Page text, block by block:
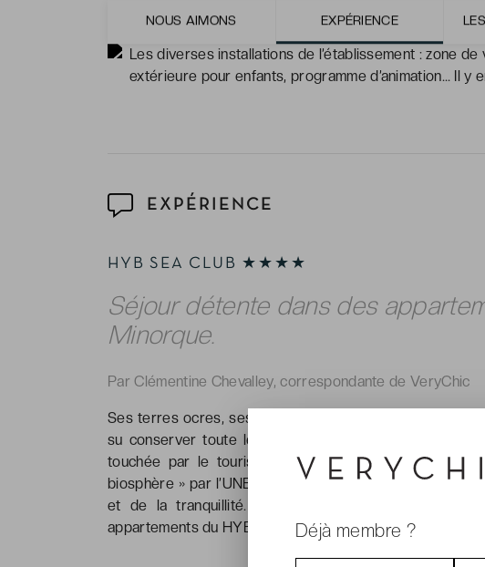
NOUS AIMONS EXPÉRIENCE
Les piscines, entourées de chaises longues, avec vue
Les diverses installations de l’établissement : zone
extérieure pour enfants, programme d’animation… Il y
EXPÉRIENCE
HYB SEA CLUB ★★★★
Séjour détente dans des
Minorque.
Par Clémentine Chevalley, correspondante de VeryChic
Ses terres ocres, ses criques aux eaux cristallines, ses
su conserver toute leur authenticité, surtout Minorque,
touchée par le tourisme que ses voisines Majorque
biosphère » par l’UNESCO, la petite île espagnole est
et de la tranquillité. Et pour un séjour 100 %
appartements du HYB Sea Club ****, situés face à la mer !
Déjà membre ?